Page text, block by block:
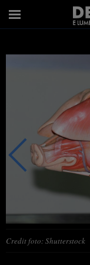
Credit foto: Shutterstock